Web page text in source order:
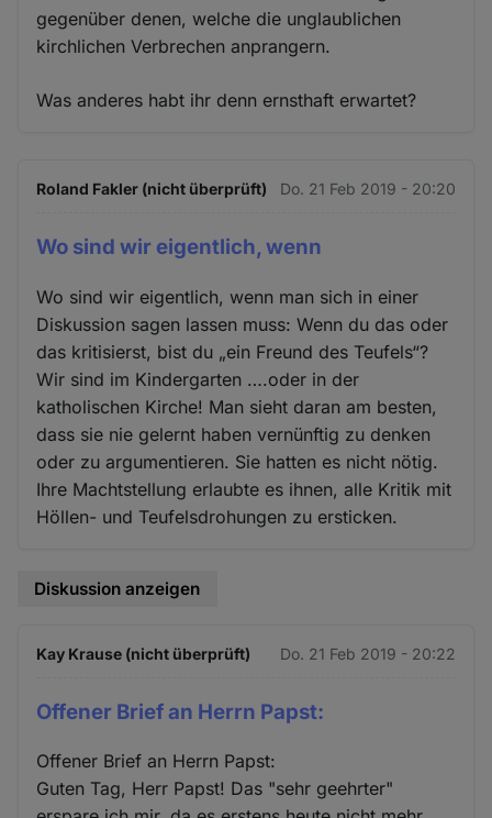
gegenüber denen, welche die unglaublichen
kirchlichen Verbrechen anprangern.
Was anderes habt ihr denn ernsthaft erwartet?
Roland Fakler (nicht überprüft) Do. 21 Feb 2019 - 20:20
Wo sind wir eigentlich, wenn
Wo sind wir eigentlich, wenn man sich in einer
Diskussion sagen lassen muss: Wenn du das oder
das kritisierst, bist du „ein Freund des Teufels“?
Wir sind im Kindergarten ….oder in der
katholischen Kirche! Man sieht daran am besten,
dass sie nie gelernt haben vernünftig zu denken
oder zu argumentieren. Sie hatten es nicht nötig.
Ihre Machtstellung erlaubte es ihnen, alle Kritik mit
Höllen- und Teufelsdrohungen zu ersticken.
Diskussion anzeigen
Kay Krause (nicht überprüft) Do. 21 Feb 2019 - 20:22
Offener Brief an Herrn Papst:
Offener Brief an Herrn Papst:
Guten Tag, Herr Papst! Das "sehr geehrter"